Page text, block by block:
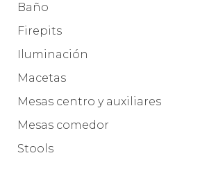
Baño
Firepits
Iluminación
Macetas
Mesas centro y auxiliares
Mesas comedor
Stools